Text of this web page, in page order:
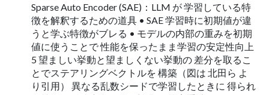
Sparse Auto Encoder (SAE)：LLM が 学習している特
徴を解釈するための道具 • SAE 学習時に初期値が違
うと学ぶ特徴がブレる • モデルの内部の重みを初期
値に使うことで 性能を保ったまま学習の安定性向上
5 望ましい挙動と望ましくない挙動の 差分を取るこ
とでステアリングベクトルを 構築（図は 北⽥ら よ
り引⽤） 異なる乱数シードで学習したときに 得られ